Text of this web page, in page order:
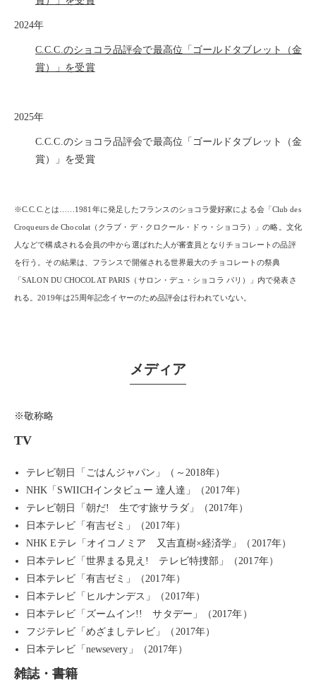
2024年
C.C.C.のショコラ品評会で最高位「ゴールドタブレット（金
賞）」を受賞
2025年
C.C.C.のショコラ品評会で最高位「ゴールドタブレット（金
賞）」を受賞
※C.C.C.とは……1981年に発足したフランスのショコラ愛好家による会「Club des
Croqueurs de Chocolat（クラブ・デ・クロクール・ドゥ・ショコラ）」の略。文化
人などで構成される会員の中から選ばれた人が審査員となりチョコレートの品評
を行う。その結果は、フランスで開催される世界最大のチョコレートの祭典
「SALON DU CHOCOLAT PARIS（サロン・デュ・ショコラ パリ）」内で発表さ
れる。2019年は25周年記念イヤーのため品評会は行われていない。
メディア
※敬称略
TV
テレビ朝日「ごはんジャパン」（～2018年）
NHK「SWIICHインタビュー 達人達」（2017年）
テレビ朝日「朝だ! 生です旅サラダ」（2017年）
日本テレビ「有吉ゼミ」（2017年）
NHK Eテレ「オイコノミア 又吉直樹×経済学」（2017年）
日本テレビ「世界まる見え! テレビ特捜部」（2017年）
日本テレビ「有吉ゼミ」（2017年）
日本テレビ「ヒルナンデス」（2017年）
日本テレビ「ズームイン!! サタデー」（2017年）
フジテレビ「めざましテレビ」（2017年）
日本テレビ「newsevery」（2017年）
雑誌・書籍